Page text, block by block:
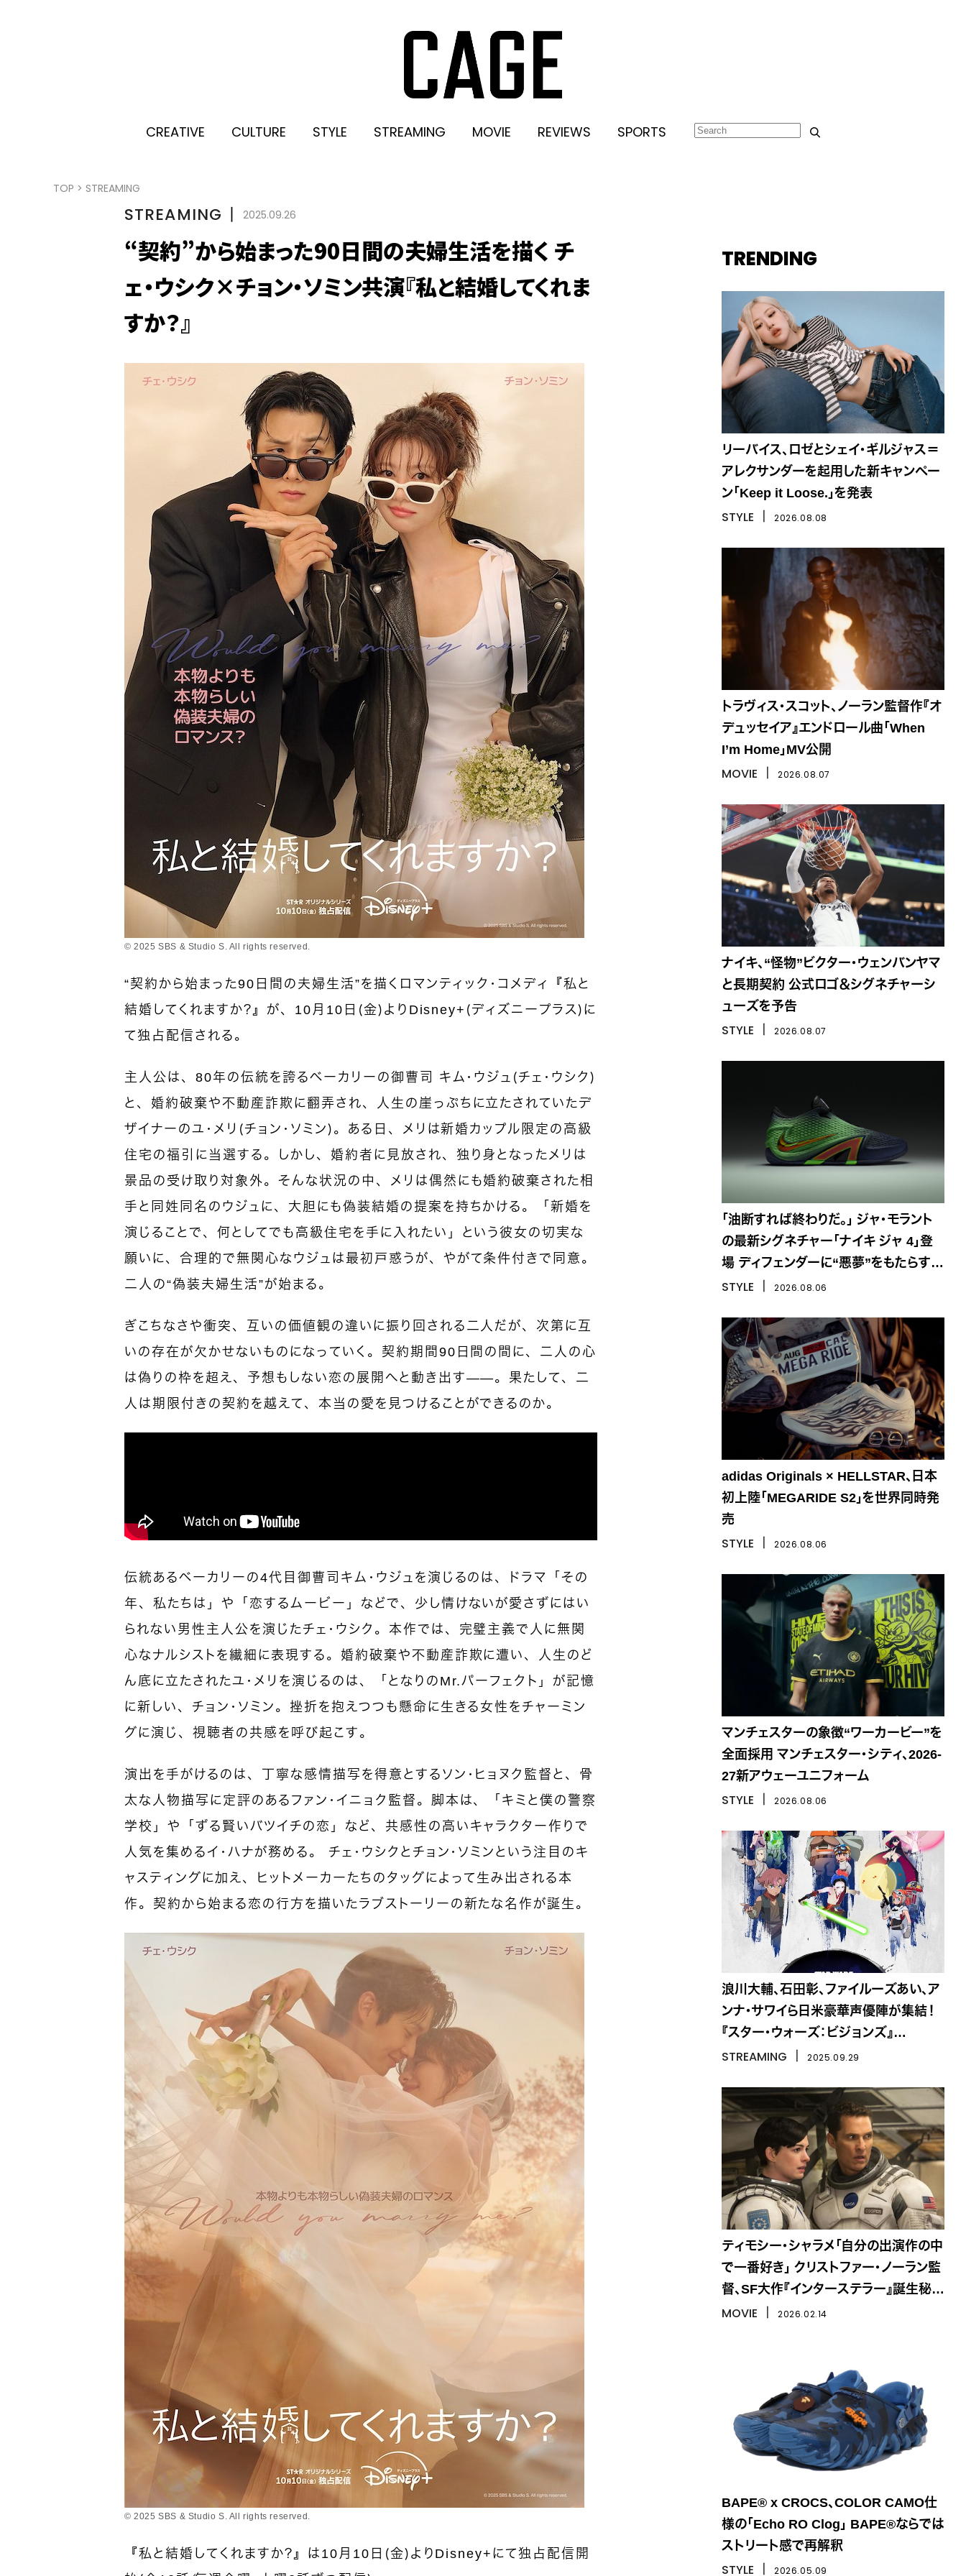
CREATIVE CULTURE STYLE STREAMING MOVIE REVIEWS SPORTS
TOP > STREAMING
STREAMING 丨 2025.09.26
“契約”から始まった90日間の夫婦生活を描く チ
ェ・ウシク×チョン・ソミン共演『私と結婚してくれま
すか？』
© 2025 SBS & Studio S. All rights reserved.
“契約から始まった90日間の夫婦生活”を描くロマンティック・コメディ『私と
結婚してくれますか？』が、10月10日（金）よりDisney+（ディズニープラス）に
て独占配信される。
主人公は、80年の伝統を誇るベーカリーの御曹司 キム・ウジュ（チェ・ウシク）
と、婚約破棄や不動産詐欺に翻弄され、人生の崖っぷちに立たされていたデ
ザイナーのユ・メリ（チョン・ソミン）。ある日、メリは新婚カップル限定の高級
住宅の福引に当選する。しかし、婚約者に見放され、独り身となったメリは
景品の受け取り対象外。そんな状況の中、メリは偶然にも婚約破棄された相
手と同姓同名のウジュに、大胆にも偽装結婚の提案を持ちかける。「新婚を
演じることで、何としてでも高級住宅を手に入れたい」という彼女の切実な
願いに、合理的で無関心なウジュは最初戸惑うが、やがて条件付きで同意。
二人の“偽装夫婦生活”が始まる。
ぎこちなさや衝突、互いの価値観の違いに振り回される二人だが、次第に互
いの存在が欠かせないものになっていく。契約期間90日間の間に、二人の心
は偽りの枠を超え、予想もしない恋の展開へと動き出す——。果たして、二
人は期限付きの契約を越えて、本当の愛を見つけることができるのか。
伝統あるベーカリーの4代目御曹司キム・ウジュを演じるのは、ドラマ「その
年、私たちは」や「恋するムービー」などで、少し情けないが愛さずにはい
られない男性主人公を演じたチェ・ウシク。本作では、完璧主義で人に無関
心なナルシストを繊細に表現する。婚約破棄や不動産詐欺に遭い、人生のど
ん底に立たされたユ・メリを演じるのは、「となりのMr.パーフェクト」が記憶
に新しい、チョン・ソミン。挫折を抱えつつも懸命に生きる女性をチャーミン
グに演じ、視聴者の共感を呼び起こす。
演出を手がけるのは、丁寧な感情描写を得意とするソン・ヒョヌク監督と、骨
太な人物描写に定評のあるファン・イニョク監督。脚本は、「キミと僕の警察
学校」や「ずる賢いバツイチの恋」など、共感性の高いキャラクター作りで
人気を集めるイ・ハナが務める。 チェ・ウシクとチョン・ソミンという注目のキ
ャスティングに加え、ヒットメーカーたちのタッグによって生み出される本
作。契約から始まる恋の行方を描いたラブストーリーの新たな名作が誕生。
© 2025 SBS & Studio S. All rights reserved.
『私と結婚してくれますか？』は10月10日（金）よりDisney+にて独占配信開
TRENDING
リーバイス、ロゼとシェイ・ギルジャス＝
アレクサンダーを起用した新キャンペー
ン「Keep it Loose.」を発表
STYLE 2026.08.08
トラヴィス・スコット、ノーラン監督作『オ
デュッセイア』エンドロール曲「When
I’m Home」MV公開
MOVIE 2026.08.07
ナイキ、“怪物”ビクター・ウェンバンヤマ
と長期契約 公式ロゴ＆シグネチャーシ
ューズを予告
STYLE 2026.08.07
「油断すれば終わりだ。」 ジャ・モラント
の最新シグネチャー「ナイキ ジャ 4」登
場 ディフェンダーに“悪夢”をもたらす一
足
STYLE 2026.08.06
adidas Originals × HELLSTAR、日本
初上陸「MEGARIDE S2」を世界同時発
売
STYLE 2026.08.06
マンチェスターの象徴“ワーカービー”を
全面採用 マンチェスター・シティ、2026-
27新アウェーユニフォーム
STYLE 2026.08.06
浪川大輔、石田彰、ファイルーズあい、ア
ンナ・サワイら日米豪華声優陣が集結！
『スター・ウォーズ：ビジョンズ』
Volume3
STREAMING 2025.09.29
ティモシー・シャラメ「自分の出演作の中
で一番好き」 クリストファー・ノーラン監
督、SF大作『インターステラー』誕生秘話
を語る
MOVIE 2026.02.14
BAPE® x CROCS、COLOR CAMO仕
様の「Echo RO Clog」 BAPE®ならでは
ストリート感で再解釈
STYLE 2026.05.09